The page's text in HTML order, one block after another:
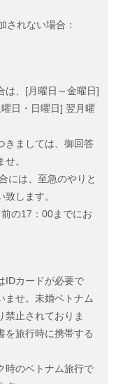
されない場合：
は、[月曜日～金曜日]
日・日曜日] 翌月曜
きましては、御回答
。
には、至急のやりと
します。
の17：00までにお
IDカードが必要で
ませ。未婚ベトナム
禁止されておりま
を旅行時に携帯する
時のベトナム旅行で